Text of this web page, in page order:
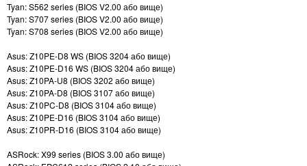
Tyan: S562 series (BIOS V2.00 або вище)
Tyan: S707 series (BIOS V2.00 або вище)
Tyan: S708 series (BIOS V2.00 або вище)
Asus: Z10PE-D8 WS (BIOS 3204 або вище)
Asus: Z10PE-D16 WS (BIOS 3204 або вище)
Asus: Z10PA-U8 (BIOS 3202 або вище)
Asus: Z10PA-D8 (BIOS 3107 або вище)
Asus: Z10PC-D8 (BIOS 3104 або вище)
Asus: Z10PE-D16 (BIOS 3104 або вище)
Asus: Z10PR-D16 (BIOS 3104 або вище)
ASRock: X99 series (BIOS 3.00 або вище)